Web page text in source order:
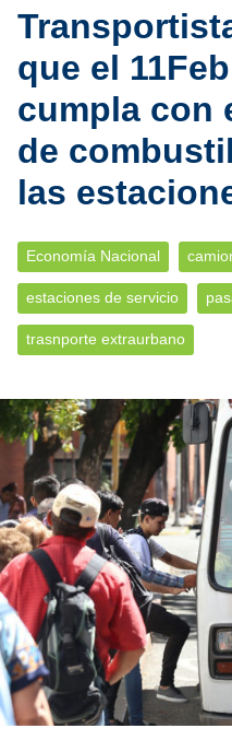
que el
cumpla con
de
las
Economía Nacional
estaciones de servicio
trasnporte extraurbano